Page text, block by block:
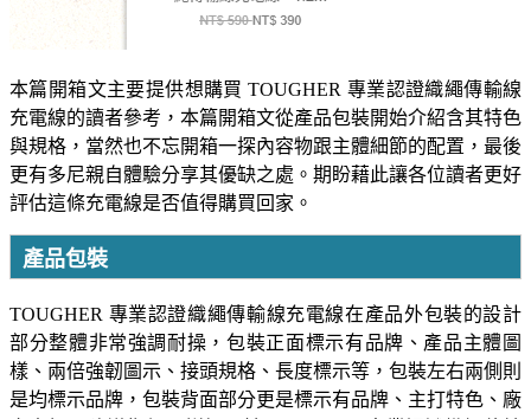
本篇開箱文主要提供想購買 TOUGHER 專業認證織繩傳輸線
充電線的讀者參考，本篇開箱文從產品包裝開始介紹含其特色
與規格，當然也不忘開箱一探內容物跟主體細節的配置，最後
更有多尼親自體驗分享其優缺之處。期盼藉此讓各位讀者更好
評估這條充電線是否值得購買回家。
產品包裝
TOUGHER 專業認證織繩傳輸線充電線在產品外包裝的設計
部分整體非常強調耐操，包裝正面標示有品牌、產品主體圖
樣、兩倍強韌圖示、接頭規格、長度標示等，包裝左右兩側則
是均標示品牌，包裝背面部分更是標示有品牌、主打特色、廠